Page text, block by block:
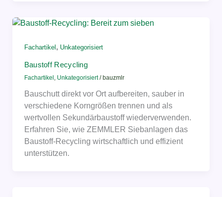
Fachartikel , Unkategorisiert
Baustoff Recycling
Fachartikel , Unkategorisiert/ bauzmlr
Bauschutt direkt vor Ort aufbereiten, sauber in
verschiedene Korngrößen trennen und als
wertvollen Sekundärbaustoff wiederverwenden.
Erfahren Sie, wie ZEMMLER Siebanlagen das
Baustoff-Recycling wirtschaftlich und effizient
unterstützen.